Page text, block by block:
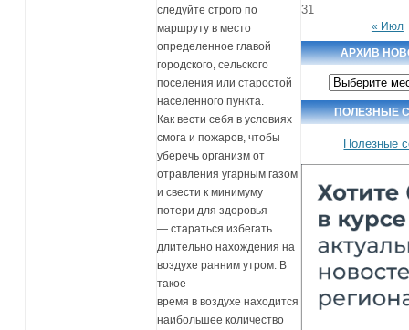
следуйте строго по
маршруту в место
определенное главой
городского, сельского
поселения или старостой
населенного пункта.
Как вести себя в условиях
смога и пожаров, чтобы
уберечь организм от
отравления угарным газом
и свести к минимуму
потери для здоровья
— стараться избегать
длительно нахождения на
воздухе ранним утром. В
такое
время в воздухе находится
наибольшее количество
31
« Июл
АРХИВ
Архив
новостей
ПОЛЕЗНЫЕ
Полезные